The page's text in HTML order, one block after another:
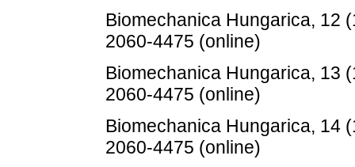
Biomechanica Hungarica, 12
2060-4475 (online)
Biomechanica Hungarica, 13
2060-4475 (online)
Biomechanica Hungarica, 14
2060-4475 (online)